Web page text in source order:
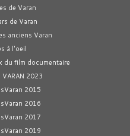
de Varan
de Varan
anciens Varan
à l'oeil
du film documentaire
VARAN 2023
2015
2016
2017
2019